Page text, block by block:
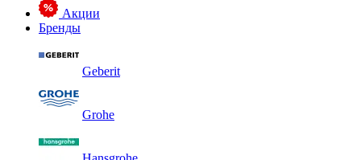
Акции
Бренды
Geberit
Grohe